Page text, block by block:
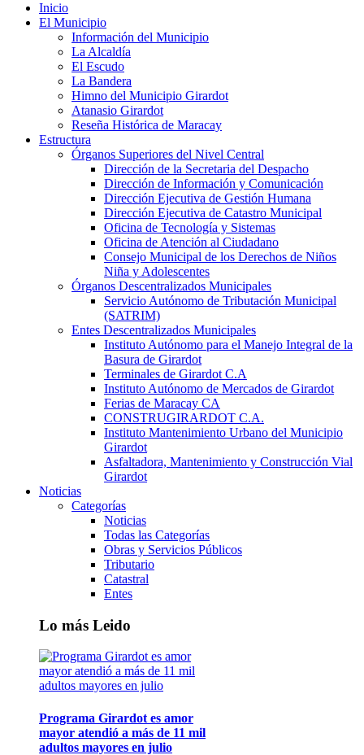
Inicio
El Municipio
Información del Municipio
La Alcaldía
El Escudo
La Bandera
Himno del Municipio Girardot
Atanasio Girardot
Reseña Histórica de Maracay
Estructura
Órganos Superiores del Nivel Central
Dirección de la Secretaria del Despacho
Dirección de Información y Comunicación
Dirección Ejecutiva de Gestión Humana
Dirección Ejecutiva de Catastro Municipal
Oficina de Tecnología y Sistemas
Oficina de Atención al Ciudadano
Consejo Municipal de los Derechos de Niños
Niña y Adolescentes
Órganos Descentralizados Municipales
Servicio Autónomo de Tributación Municipal
(SATRIM)
Entes Descentralizados Municipales
Instituto Autónomo para el Manejo Integral de la
Basura de Girardot
Terminales de Girardot C.A
Instituto Autónomo de Mercados de Girardot
Ferias de Maracay CA
CONSTRUGIRARDOT C.A.
Instituto Mantenimiento Urbano del Municipio
Girardot
Asfaltadora, Mantenimiento y Construcción Vial
Girardot
Noticias
Categorías
Noticias
Todas las Categorías
Obras y Servicios Públicos
Tributario
Catastral
Entes
Lo más Leido
Programa Girardot es amor
mayor atendió a más de 11 mil
adultos mayores en julio